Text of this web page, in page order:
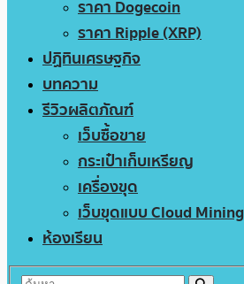
ราคา Dogecoin
ราคา Ripple (XRP)
ปฏิทินเศรษฐกิจ
บทความ
รีวิวผลิตภัณฑ์
เว็บซื้อขาย
กระเป๋าเก็บเหรียญ
เครื่องขุด
เว็บขุดแบบ Cloud Mining
ห้องเรียน